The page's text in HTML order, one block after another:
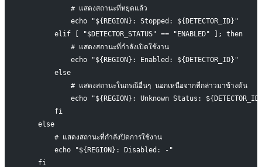
            # แสดงสถานะที่หยุดแล้ว
            echo "${REGION}: Stopped: ${DETECTOR_ID}"
        elif [ "$DETECTOR_STATUS" == "ENABLED" ]; then
            # แสดงสถานะที่กำลังเปิดใช้งาน
            echo "${REGION}: Enabled: ${DETECTOR_ID}"
        else
            # แสดงสถานะในกรณีอื่นๆ นอกเหนือจากที่กล่าวมาข้างต้น
echo "${REGION}: Unknown Status:
        fi
    else
        # แสดงสถานะที่กำลังปิดการใช้งาน
        echo "${REGION}: Disabled: -"
    fi